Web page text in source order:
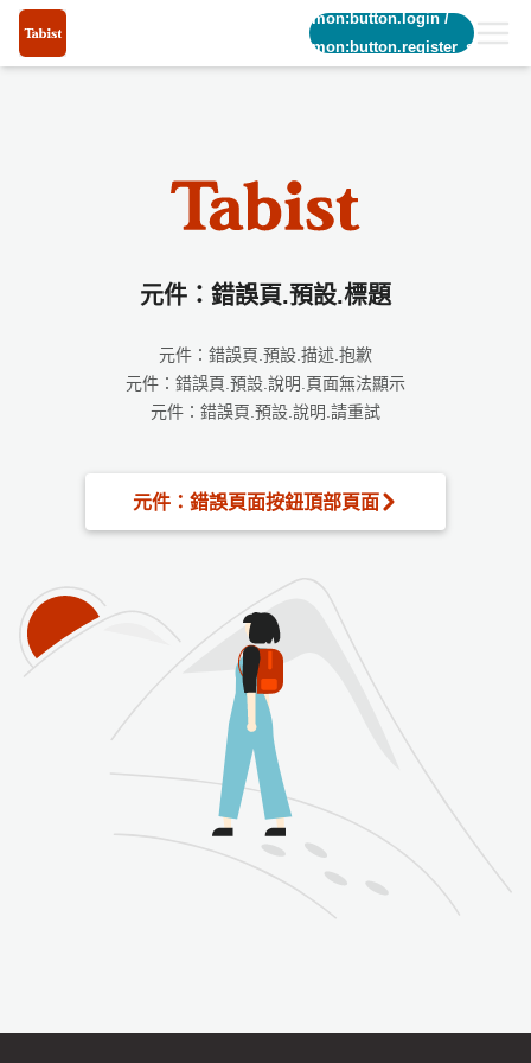
common:button.login/
common:button.register_short
元件：錯誤頁.預設.標題
元件：錯誤頁.預設.描述.抱歉
元件：錯誤頁.預設.說明.頁面無法顯示
元件：錯誤頁.預設.說明.請重試
元件：錯誤頁面按鈕頂部頁面